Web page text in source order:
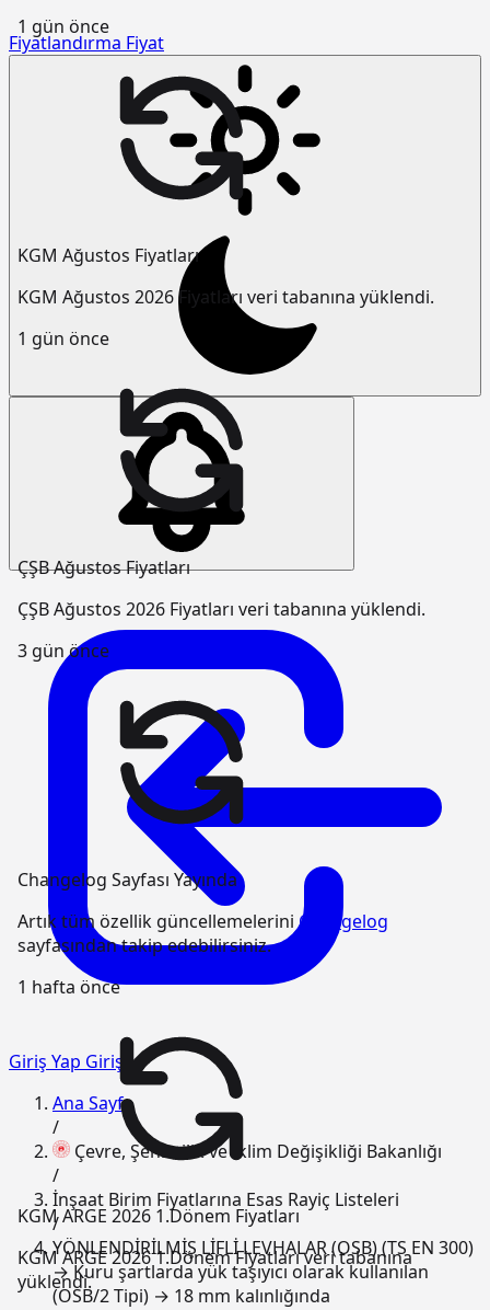
Fiyatlandırma Fiyat
1 gün önce
KGM Ağustos Fiyatları
KGM Ağustos 2026 Fiyatları veri tabanına yüklendi.
1 gün önce
ÇŞB Ağustos Fiyatları
ÇŞB Ağustos 2026 Fiyatları veri tabanına yüklendi.
3 gün önce
Changelog Sayfası Yayında
Artık tüm özellik güncellemeleriniChangelog
sayfasından takip edebilirsiniz.
1 hafta önce
KGM ARGE 2026 1.Dönem Fiyatları
KGM ARGE 2026 1.Dönem Fiyatları veri tabanına
yüklendi.
Giriş Yap Giriş
Ana Sayfa
/
Çevre, Şehircilik ve İklim Değişikliği Bakanlığı
/
İnşaat Birim Fiyatlarına Esas Rayiç Listeleri
/
YÖNLENDİRİLMİŞ LİFLİ LEVHALAR (OSB) (TS EN 300)
→ Kuru şartlarda yük taşıyıcı olarak kullanılan
(OSB/2 Tipi) → 18 mm kalınlığında